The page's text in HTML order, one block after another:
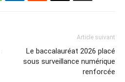
Article suivant
Le baccalauréat 2026 placé
sous surveillance numérique
renforcée